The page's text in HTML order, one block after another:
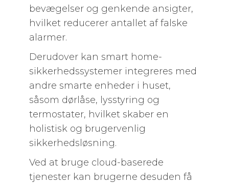
bevægelser og genkende ansigter,
hvilket reducerer antallet af falske
alarmer.
Derudover kan smart home-
sikkerhedssystemer integreres med
andre smarte enheder i huset,
såsom dørlåse, lysstyring og
termostater, hvilket skaber en
holistisk og brugervenlig
sikkerhedsløsning.
Ved at bruge cloud-baserede
tjenester kan brugerne desuden få